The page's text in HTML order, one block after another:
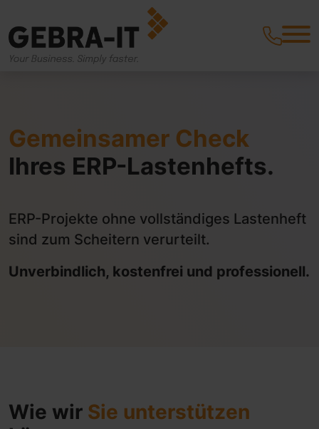
Gemeinsamer Check
Ihres ERP-Lastenhefts.
ERP-Projekte ohne vollständiges Lastenheft
sind zum Scheitern verurteilt.
Unverbindlich, kostenfrei und professionell.
Wie wir Sie unterstützen